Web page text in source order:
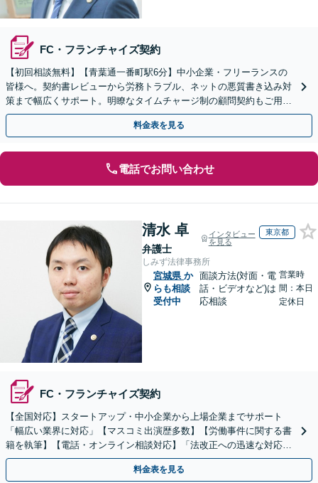
FC・フランチャイズ契約
【初回相談無料】【青葉通一番町駅6分】中小企業・フリーランスの
皆様へ。契約書レビューから労務トラブル、ネットの悪質書き込み対
策まで幅広くサポート。明瞭なタイムチャージ制の顧問契約もご用意
しております【Web面談可能】
料金表を見る
電話でお問い合わせ
清水 卓
弁護士
インタビュー
を見る
東京都
しみず法律事務所
宮城県 か
らも相談
受付中
面談方法(対面・電
話・ビデオなど)は
応相談
営業時
間：本日
定休日
FC・フランチャイズ契約
【全国対応】スタートアップ・中小企業から上場企業までサポート
「幅広い業界に対応」【マスコミ出演歴多数】【労働事件に関する書
籍を執筆】【電話・オンライン相談対応】「法改正への迅速な対応」
「労務環境の整備でトラブルを未然に防ぐ」
料金表を見る